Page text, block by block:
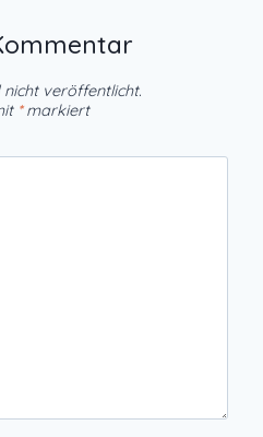
veröffentlicht.
*markiert